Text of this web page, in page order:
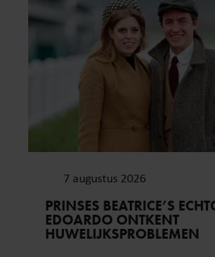
7 augustus 2026
PRINSES BEATRICE’S
EDOARDO ONTKENT
HUWELIJKSPROBLEMEN